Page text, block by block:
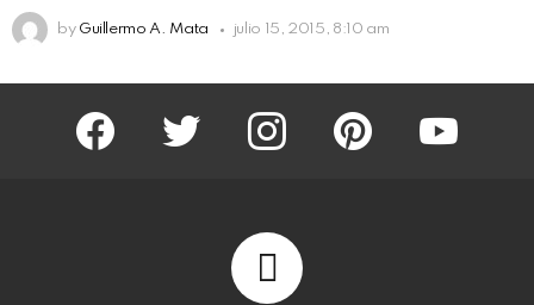
by Guillermo A. Mata julio 15, 2015, 8:10 am
facebook twitter instagram pinterest youtube